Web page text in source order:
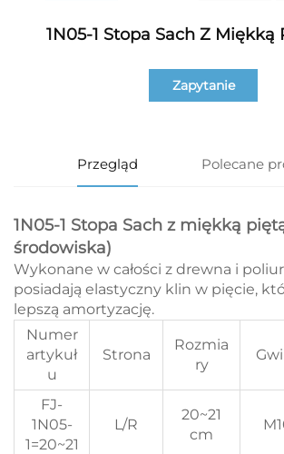
1N05-1 Stopa Sach Z Miękką
Zapytanie
Przegląd Polecane
1N05-1 Stopa Sach z miękką
środowiska)
Wykonane w całości z drewna i
posiadają elastyczny klin w pięcie,
lepszą amortyzację.
Numer
artykuł
u
Strona
Rozmia
ry
FJ-
1N05-
1=20~21
L/R
20~21
cm